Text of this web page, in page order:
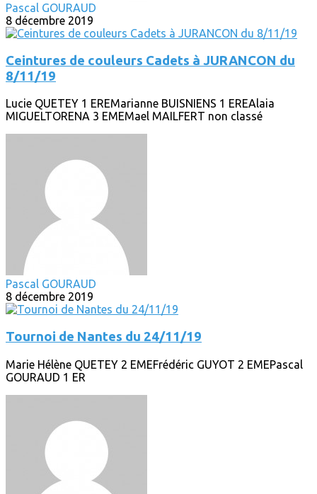
Pascal GOURAUD
8 décembre 2019
Ceintures de couleurs Cadets à JURANCON du
8/11/19
Lucie QUETEY 1 EREMarianne BUISNIENS 1 EREAlaia
MIGUELTORENA 3 EMEMael MAILFERT non classé
Pascal GOURAUD
8 décembre 2019
Tournoi de Nantes du 24/11/19
Marie Hélène QUETEY 2 EMEFrédéric GUYOT 2 EMEPascal
GOURAUD 1 ER